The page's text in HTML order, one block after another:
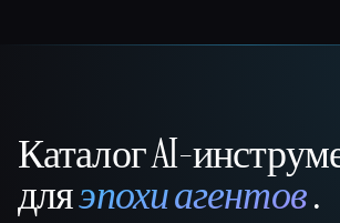
That AI Collection
Каталог AI-
дляэпохи агентов.